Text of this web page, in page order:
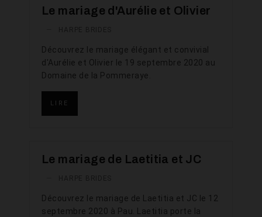
Le mariage d'Aurélie et Olivier
Découvrez le mariage élégant et convivial
d'Aurélie et Olivier le 19 septembre 2020 au
Domaine de la Pommeraye.
LIRE
Le mariage de Laetitia et JC
Découvrez le mariage de Laetitia et JC le 12
septembre 2020 à Pau. Laetitia porte la